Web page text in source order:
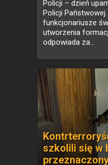
Policji – dzień
Policji
funkcjonariusze
utworzenia
odpowiada za...
szkolili się w